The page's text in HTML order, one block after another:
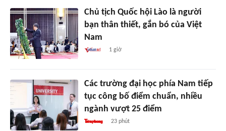
Chủ tịch Quốc hội Lào là người
bạn thân thiết, gắn bó của Việt
Nam
1 giờ
Các trường đại học phía Nam tiếp
tục công bố điểm chuẩn, nhiều
ngành vượt 25 điểm
23 phút